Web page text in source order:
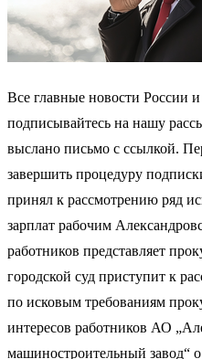
Все главные новости России
подписывайтесь на нашу
выслано письмо с ссылкой.
завершить процедуру
принял к рассмотрению ряд
зарплат рабочим
работников представляет
городской суд приступит к
по исковым требованиям
интересов работников АО
машиностроительный завод“